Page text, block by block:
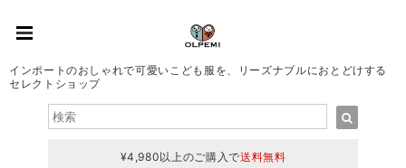
インポートのおしゃれで可愛いこども服を、リーズナブルにおとどけする
セレクトショップ
¥4,980以上のご購入で送料無料